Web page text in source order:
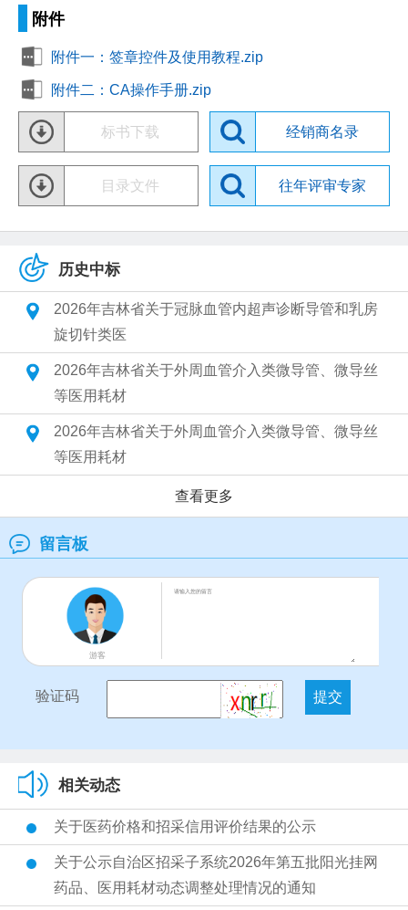
附件
附件一：签章控件及使用教程.zip
附件二：CA操作手册.zip
标书下载 经销商名录
目录文件 往年评审专家
历史中标
2026年吉林省关于冠脉血管内超声诊断导管和乳房
旋切针类医
2026年吉林省关于外周血管介入类微导管、微导丝
等医用耗材
2026年吉林省关于外周血管介入类微导管、微导丝
等医用耗材
查看更多
留言板
游客
验证码
相关动态
关于医药价格和招采信用评价结果的公示
关于公示自治区招采子系统2026年第五批阳光挂网
药品、医用耗材动态调整处理情况的通知